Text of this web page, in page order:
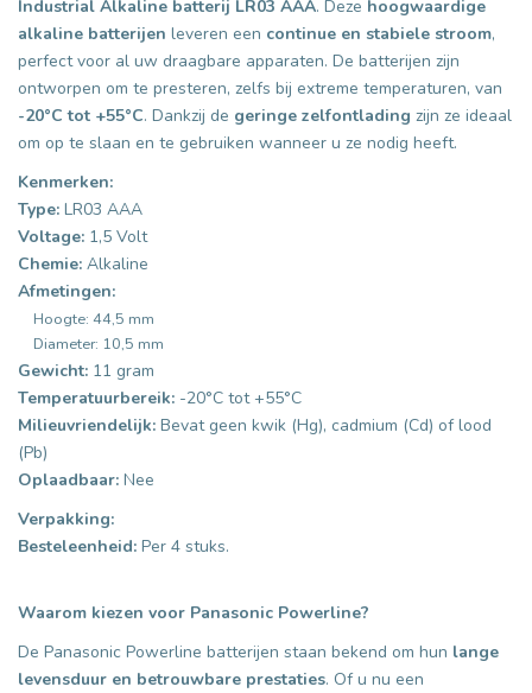
Industrial Alkaline batterij LR03 AAA. Deze hoogwaardige
alkaline batterijen leveren een continue en stabiele stroom,
perfect voor al uw draagbare apparaten. De batterijen zijn
ontworpen om te presteren, zelfs bij extreme temperaturen, van
-20°C tot +55°C. Dankzij de geringe zelfontlading zijn ze ideaal
om op te slaan en te gebruiken wanneer u ze nodig heeft.
Kenmerken:
Type: LR03 AAA
Voltage: 1,5 Volt
Chemie: Alkaline
Afmetingen:
Hoogte: 44,5 mm
Diameter: 10,5 mm
Gewicht: 11 gram
Temperatuurbereik: -20°C tot +55°C
Milieuvriendelijk: Bevat geen kwik (Hg), cadmium (Cd) of lood
(Pb)
Oplaadbaar: Nee
Verpakking:
Besteleenheid: Per 4 stuks.
Waarom kiezen voor Panasonic Powerline?
De Panasonic Powerline batterijen staan bekend om hun lange
levensduur en betrouwbare prestaties. Of u nu een